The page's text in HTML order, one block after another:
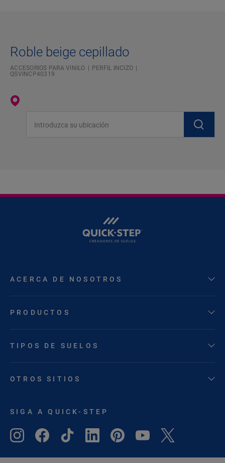
Roble beige cepillado
ACCESORIOS PARA VINILO
PERFIL INCIZO
QSVINCP40319
ACERCA DE NOSOTROS
PRODUCTOS
TIPOS DE SUELOS
OTROS SITIOS
SIGA A QUICK-STEP